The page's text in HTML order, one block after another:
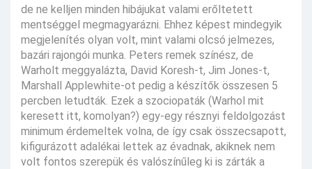
de ne kelljen minden hibájukat valami erőltetett
mentséggel megmagyarázni. Ehhez képest mindegyik
megjelenítés olyan volt, mint valami olcsó jelmezes,
bazári rajongói munka. Peters remek színész, de
Warholt meggyalázta, David Koresh-t, Jim Jones-t,
Marshall Applewhite-ot pedig a készítők összesen 5
percben letudták. Ezek a szociopaták (Warhol mit
keresett itt, komolyan?) egy-egy résznyi feldolgozást
minimum érdemeltek volna, de így csak összecsapott,
kifigurázott adalékai lettek az évadnak, akiknek nem
volt fontos szerepük és valószínűleg ki is zárták a